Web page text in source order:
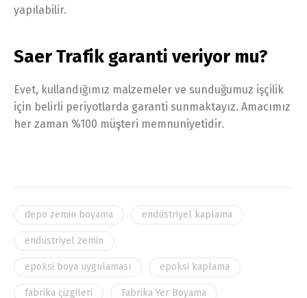
yapılabilir.
Saer Trafik garanti veriyor mu?
Evet, kullandığımız malzemeler ve sunduğumuz işçilik
için belirli periyotlarda garanti sunmaktayız. Amacımız
her zaman %100 müşteri memnuniyetidir.
depo zemin boyama endüstriyel kaplama
endüstriyel zemin
epoksi boya uygulaması epoksi kaplama
fabrika çizgileri Fabrika Yer Boyama